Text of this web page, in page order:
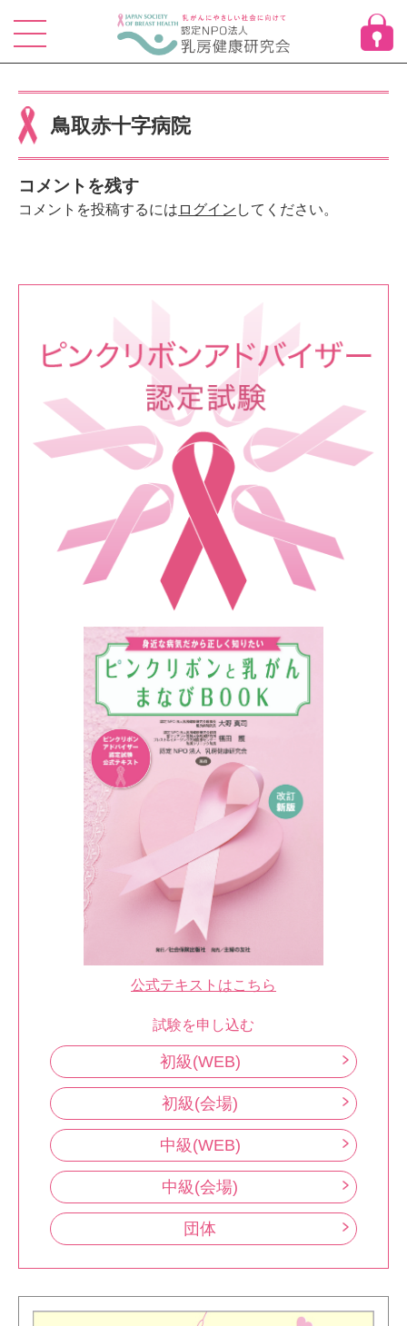
鳥取赤十字病院
コメントを残す
コメントを投稿するには ログイン してください。
公式テキストはこちら
試験を申し込む
初級(WEB)
初級(会場)
中級(WEB)
中級(会場)
団体